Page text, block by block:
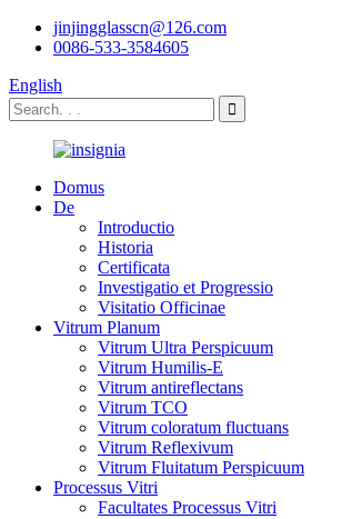
jinjingglasscn@126.com
0086-533-3584605
English
Domus
De
Introductio
Historia
Certificata
Investigatio et Progressio
Visitatio Officinae
Vitrum Planum
Vitrum Ultra Perspicuum
Vitrum Humilis-E
Vitrum antireflectans
Vitrum TCO
Vitrum coloratum fluctuans
Vitrum Reflexivum
Vitrum Fluitatum Perspicuum
Processus Vitri
Facultates Processus Vitri